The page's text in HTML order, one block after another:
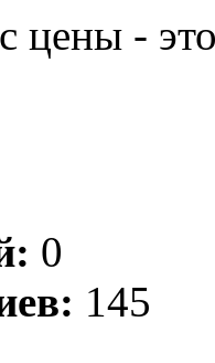
цены -
0
145